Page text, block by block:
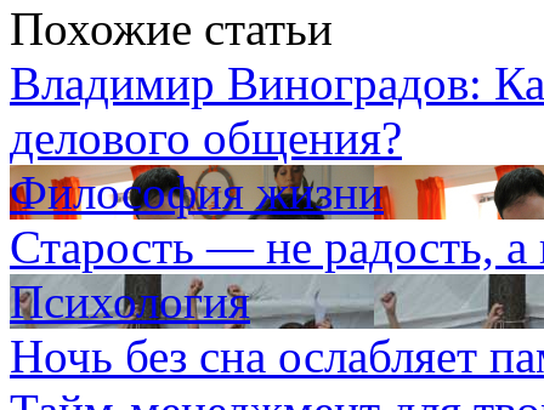
Похожие статьи
Владимир Виноградов:
делового общения?
Философия жизни
Старость — не радость,
Психология
Ночь без сна ослабляет